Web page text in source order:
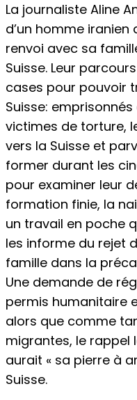
La journaliste Aline
d’un homme iranien
renvoi avec sa
Suisse. Leur
cases pour pouvoir
Suisse:
victimes de torture,
vers la Suisse et
former durant les
pour examiner leur
formation finie, la
un travail en poche
les informe du rejet
famille dans la
Une demande de
permis humanitaire
alors que comme
migrantes, le rappel
aurait « sa pierre à
Suisse.